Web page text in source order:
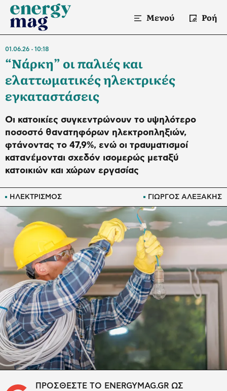
Μενού Ροή
ΗΛΕΚΤΡΙΣΜΟΣ ΓΙΩΡΓΟΣ ΑΛΕΞΑΚΗΣ
01.06.26 10:18
“Νάρκη” οι παλιές και
ελαττωματικές ηλεκτρικές
εγκαταστάσεις
Oι κατοικίες συγκεντρώνουν το υψηλότερο
ποσοστό θανατηφόρων ηλεκτροπληξιών,
φτάνοντας το 47,9%, ενώ οι τραυματισμοί
κατανέμονται σχεδόν ισομερώς μεταξύ
κατοικιών και χώρων εργασίας
ΠΡΟΣΘΕΣΤΕ ΤΟ ENERGYMAG.GR ΩΣ